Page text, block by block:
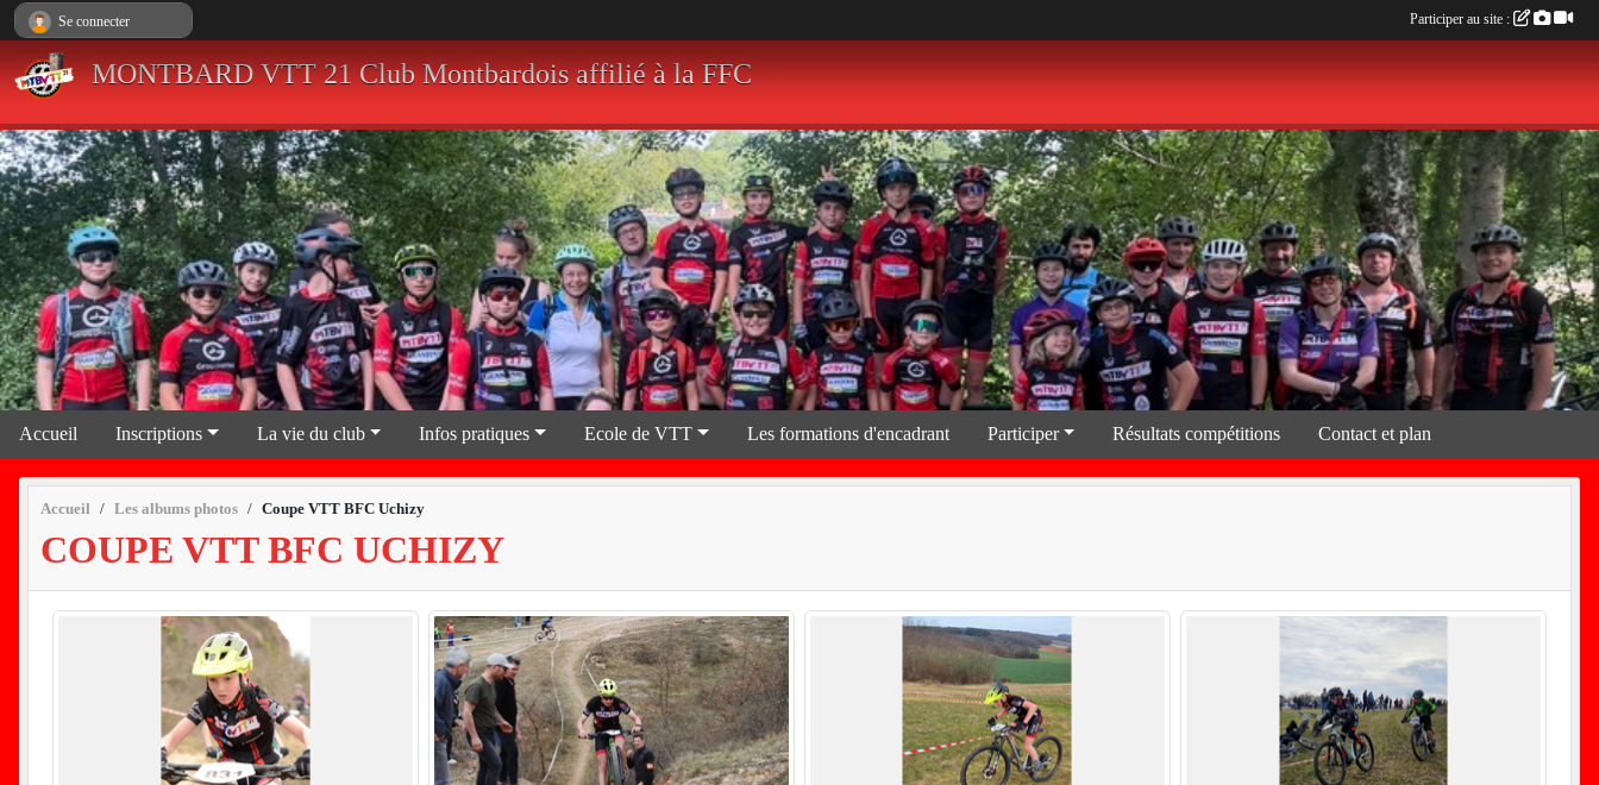
MONTBARD VTT 21 Club Montbardois affilié à la FFC
Accueil Inscriptions La vie du club Infos pratiques Ecole de VTT Les formations d'encadrant Participer Résultats compétitions Contact et plan
Accueil Les albums photos Coupe VTT BFC Uchizy
COUPE VTT BFC UCHIZY
Se connecter Participer au site :
Panneau de gestion des cookies